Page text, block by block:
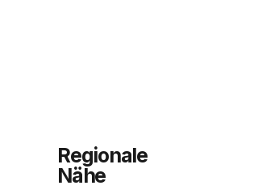
Regionale
Nähe